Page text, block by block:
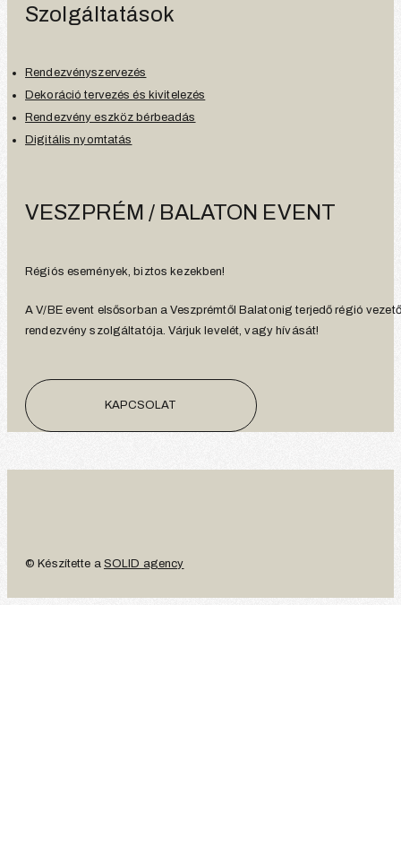
Szolgáltatások
Rendezvényszervezés
Dekoráció tervezés és kivitelezés
Rendezvény eszköz bérbeadás
Digitális nyomtatás
VESZPRÉM / BALATON EVENT
Régiós események, biztos kezekben!
A V/BE event elsősorban a Veszprémtől Balatonig terjedő régió vezető
rendezvény szolgáltatója. Várjuk levelét, vagy hívását!
KAPCSOLAT
© Készítette a SOLID agency